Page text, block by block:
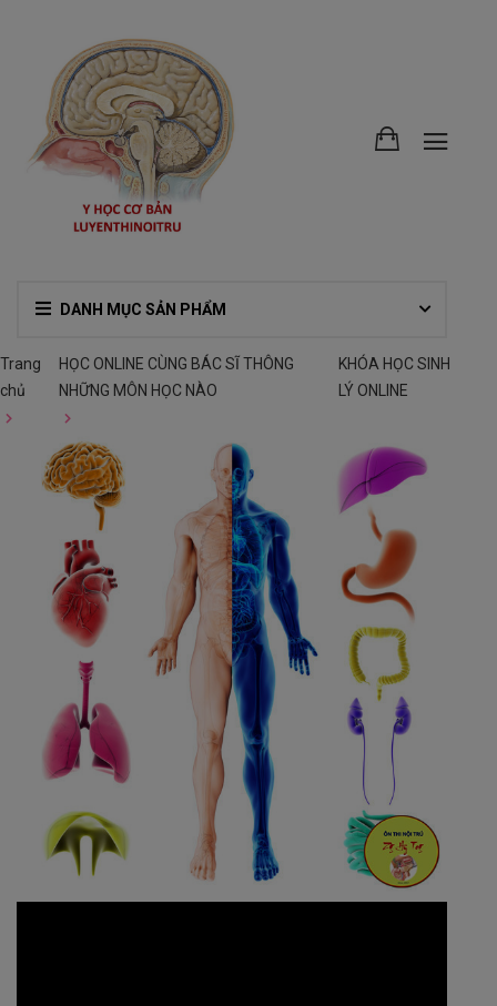
DANH MỤC SẢN PHẨM
Trang
chủ
HỌC ONLINE CÙNG BÁC SĨ THÔNG
NHỮNG MÔN HỌC NÀO
KHÓA HỌC SINH
LÝ ONLINE